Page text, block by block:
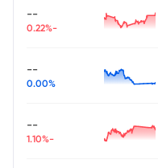
--
-0.22%
--
0.00%
--
-1.10%